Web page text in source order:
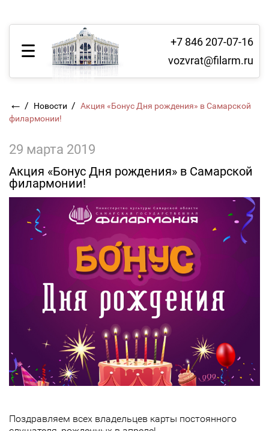
+7 846 207-07-16
vozvrat@filarm.ru
← / Новости / Акция «Бонус Дня рождения» в Самарской
филармонии!
29 марта 2019
Акция «Бонус Дня рождения» в Самарской
филармонии!
Поздравляем всех владельцев карты постоянного